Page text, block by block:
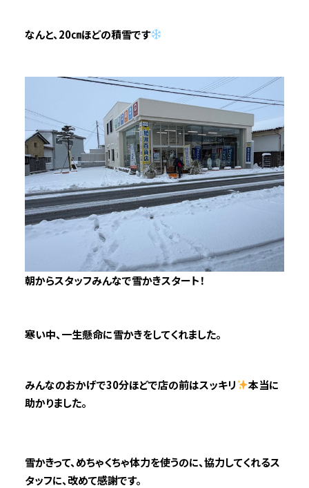
なんと、20㎝ほどの積雪です
朝からスタッフみんなで雪かきスタート！
寒い中、一生懸命に雪かきをしてくれました。
みんなのおかげで30分ほどで店の前はスッキリ
本当に
助かりました。
雪かきって、めちゃくちゃ体力を使うのに、協力してくれるス
タッフに、改めて感謝です。